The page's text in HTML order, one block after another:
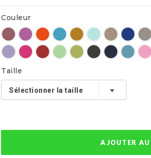
Couleur
Taille
AJOUTER